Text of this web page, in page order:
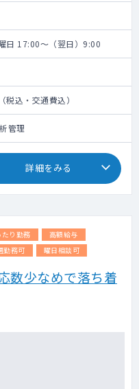
日 17:00～（翌日）9:00
込・交通費込）
管理
詳細をみる
たり勤務
高額給与
勤務可 曜日相談可
数少なめで落ち着